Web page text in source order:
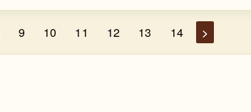
9 10 11 12 13 14 >